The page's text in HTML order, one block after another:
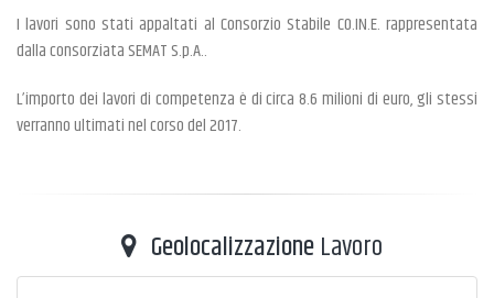
I lavori sono stati appaltati al Consorzio Stabile CO.IN.E. rappresentata
dalla consorziata SEMAT S.p.A..
L’importo dei lavori di competenza è di circa 8.6 milioni di euro, gli stessi
verranno ultimati nel corso del 2017.
Geolocalizzazione Lavoro